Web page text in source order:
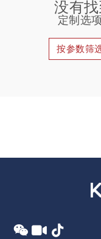
没有
定制选
按参数筛